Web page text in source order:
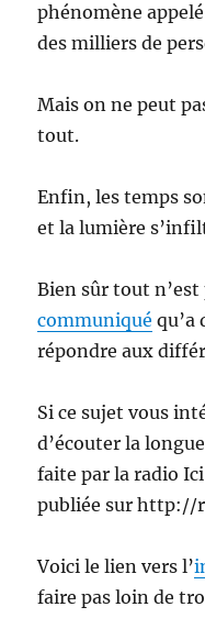
phénomène
des milliers de
Mais on ne peut
tout.
Enfin, les temps
et la lumière
Bien sûr tout n’est
communiqué qu’a
répondre aux
Si ce sujet vous
d’écouter la
faite par la radio
publiée sur http://
Voici le lien vers l’
faire pas loin de